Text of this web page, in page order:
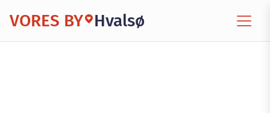
VORES BY Hvalsø